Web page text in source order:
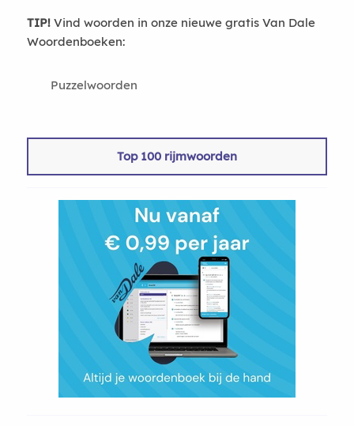
TIP!Vind woorden in onze nieuwe gratis Van Dale
Woordenboeken:
Puzzelwoorden
Top 100 rijmwoorden